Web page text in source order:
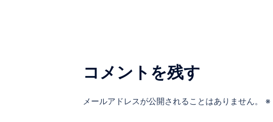
コメントを残す
メールアドレスが公開されることはありません。 ※